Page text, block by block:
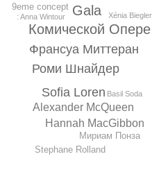
Gala
Комической Опере
Франсуа Миттеран
Роми Шнайдер
Sofia Loren
Alexander McQueen
Hannah MacGibbon
Мириам Понза
Stephane Rolland
9eme concept
Xénia Biegler
Basil Soda
: Anna Wintour